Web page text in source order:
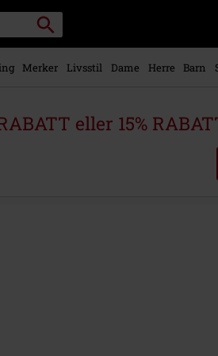
Søk
Merker Livsstil Dame Herre Barn
eller 15%